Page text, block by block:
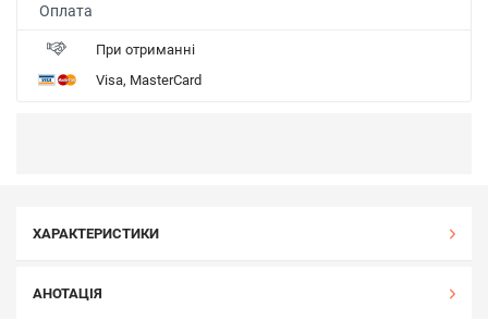
Оплата
При отриманні
Visa, MasterCard
ХАРАКТЕРИСТИКИ
АНОТАЦІЯ